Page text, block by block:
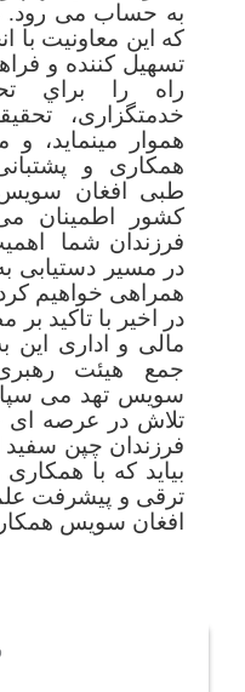
به حساب می رود.
که اين معاونیت با
تسهیل کننده و
راه را براي
خدمتگزاری،
هموار مي‏نمايد، و
همکاری و
طبی افغان
کشور اطمینان
فرزندان شما
در مسیر دستیابی
همراهی خواهیم
در اخیر با تاکید
مالی و اداری این
جمع هیئت
سویس تهد می
تلاش در عرصه ای
فرزندان چپن سفید
بیاید که با
ترقی و پیشرفت
افغان سویس